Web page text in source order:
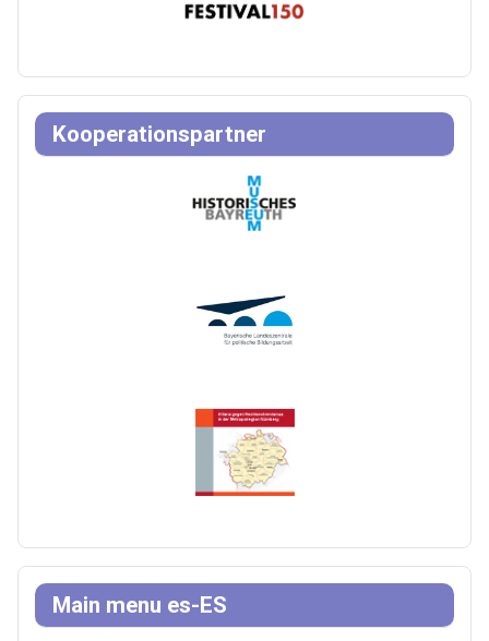
Kooperationspartner
Main menu es-ES